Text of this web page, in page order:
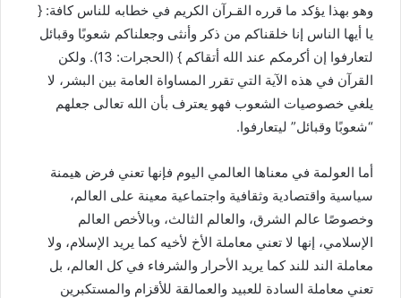
وهو بهذا يؤكد ما قرره القـرآن الكريم في خطابه للناس كافة: {
يا أيها الناس إنا خلقناكم من ذكر وأنثى وجعلناكم شعوبًا وقبائل
لتعارفوا إن أكرمكم عند الله أتقاكم } (الحجرات: 13). ولكن
القرآن في هذه الآية التي تقرر المساواة العامة بين البشر، لا
يلغي خصوصيات الشعوب فهو يعترف بأن الله تعالى جعلهم
“شعوبًا وقبائل” ليتعارفوا.
أما العولمة في معناها العالمي اليوم فإنها تعني فرض هيمنة
سياسية واقتصادية وثقافية واجتماعية معينة على العالم،
وخصوصًا عالم الشرق، والعالم الثالث، وبالأخص العالم
الإسلامي، إنها لا تعني معاملة الأخ لأخيه كما يريد الإسلام، ولا
معاملة الند للند كما يريد الأحرار والشرفاء في كل العالم، بل
تعني معاملة السادة للعبيد والعمالقة للأقزام والمستكبرين